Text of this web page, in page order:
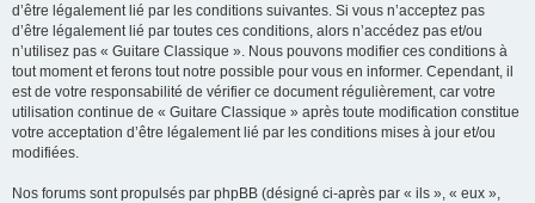
d’être légalement lié par les conditions suivantes. Si vous n’acceptez pas
d’être légalement lié par toutes ces conditions, alors n’accédez pas et/ou
n’utilisez pas « Guitare Classique ». Nous pouvons modifier ces conditions à
tout moment et ferons tout notre possible pour vous en informer. Cependant, il
est de votre responsabilité de vérifier ce document régulièrement, car votre
utilisation continue de « Guitare Classique » après toute modification constitue
votre acceptation d’être légalement lié par les conditions mises à jour et/ou
modifiées.
Nos forums sont propulsés par phpBB (désigné ci-après par « ils », « eux »,